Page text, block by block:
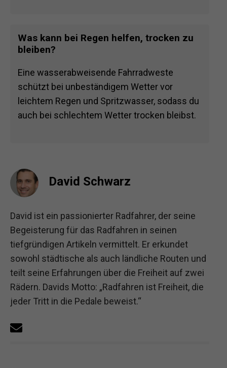
Was kann bei Regen helfen, trocken zu
bleiben?
Eine wasserabweisende Fahrradweste
schützt bei unbeständigem Wetter vor
leichtem Regen und Spritzwasser, sodass du
auch bei schlechtem Wetter trocken bleibst.
David Schwarz
David ist ein passionierter Radfahrer, der seine
Begeisterung für das Radfahren in seinen
tiefgründigen Artikeln vermittelt. Er erkundet
sowohl städtische als auch ländliche Routen und
teilt seine Erfahrungen über die Freiheit auf zwei
Rädern. Davids Motto: „Radfahren ist Freiheit, die
jeder Tritt in die Pedale beweist.“